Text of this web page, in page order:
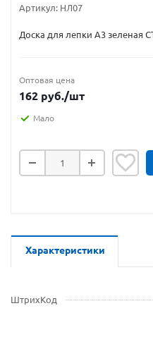
Артикул: НЛ07
Доска для лепки А3 зеленая
Оптовая цена
162 руб./шт
Мало
Характеристики
ШтрихКод